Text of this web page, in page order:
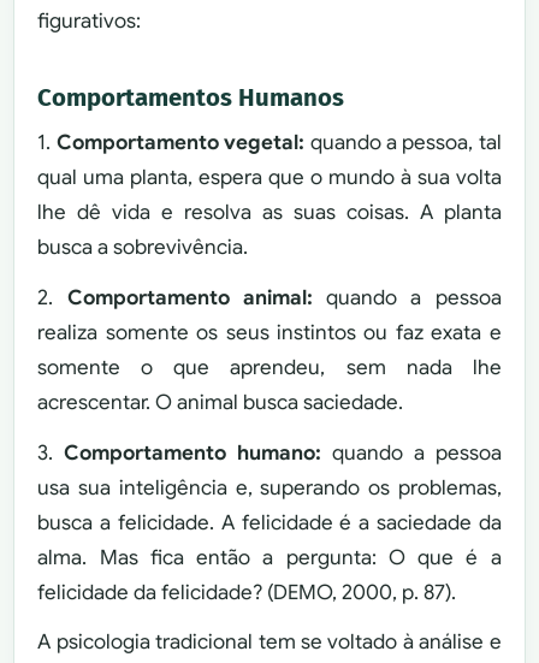
figurativos:
Comportamentos Humanos
1. Comportamento vegetal: quando a pessoa, tal
qual uma planta, espera que o mundo à sua volta
lhe dê vida e resolva as suas coisas. A planta
busca a sobrevivência.
2. Comportamento animal: quando a pessoa
realiza somente os seus instintos ou faz exata e
somente o que aprendeu, sem nada lhe
acrescentar. O animal busca saciedade.
3.Comportamento humano: quando a pessoa
usa sua inteligência e, superando os problemas,
busca a felicidade. A felicidade é a saciedade da
alma. Mas fica então a pergunta: O que é a
felicidade da felicidade? (DEMO, 2000, p. 87).
A psicologia tradicional tem se voltado à análise e